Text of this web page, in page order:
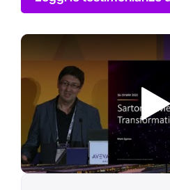
"Con AVEVA
unità
diventa un
ingegneri
le prestazioni in
analizzare i